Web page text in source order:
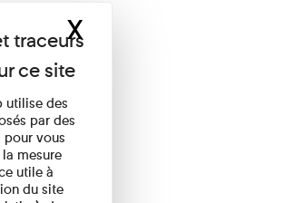
utilise des
par des
pour vous
mesure
utile à
du site
XMasquer le